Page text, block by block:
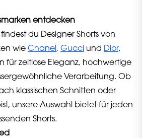
entdecken
findest du Designer Shorts von
wie Chanel, Gucci und Dior.
für zeitlose Eleganz, hochwertige
Verarbeitung. Ob
klassischen Schnitten oder
unsere Auswahl bietet für jeden
Shorts.